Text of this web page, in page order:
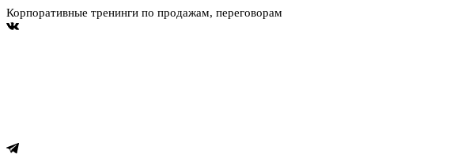
Корпоративные тренинги по продажам, переговорам